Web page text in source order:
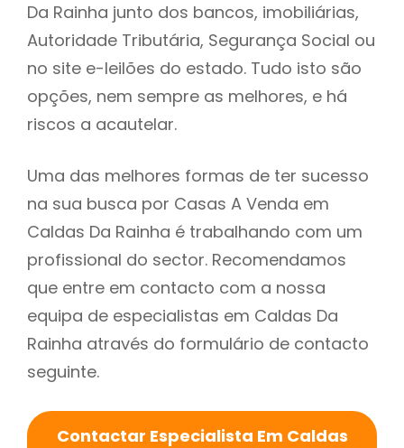
Da Rainha junto dos bancos, imobiliárias,
Autoridade Tributária, Segurança Social ou
no site e-leilões do estado. Tudo isto são
opções, nem sempre as melhores, e há
riscos a acautelar.
Uma das melhores formas de ter sucesso
na sua busca por Casas A Venda em
Caldas Da Rainha é trabalhando com um
profissional do sector. Recomendamos
que entre em contacto com a nossa
equipa de especialistas em Caldas Da
Rainha através do formulário de contacto
seguinte.
Contactar Especialista Em Caldas